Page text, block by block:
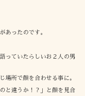
あったのです。
っていたらしいお２人の男
場所で顔を合わせる事に。
と違うか！？」と顔を見合